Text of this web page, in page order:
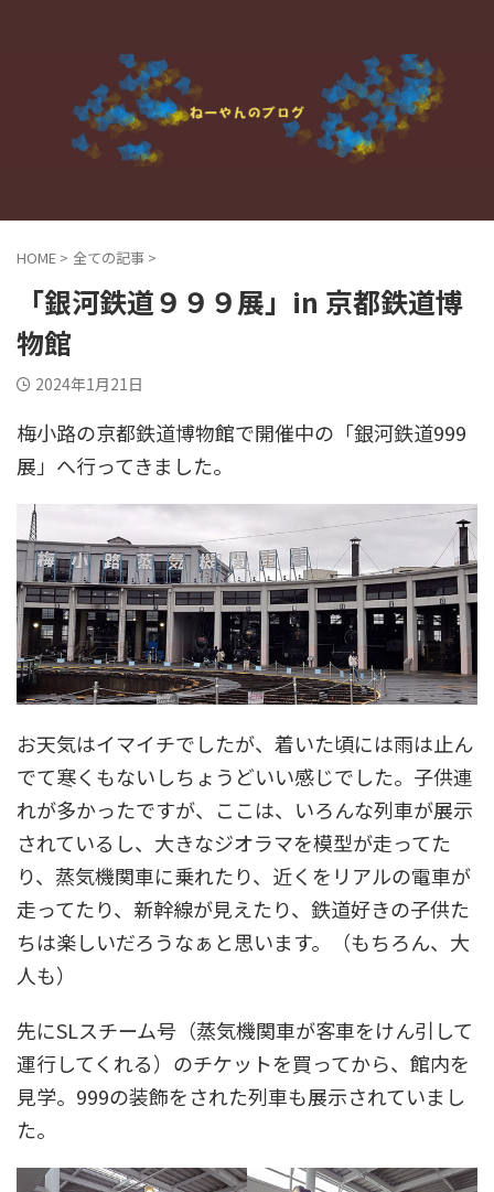
HOME > 全ての記事 >
「銀河鉄道９９９展」in 京都鉄道博
物館
2024年1月21日
梅小路の京都鉄道博物館で開催中の「銀河鉄道999
展」へ行ってきました。
お天気はイマイチでしたが、着いた頃には雨は止ん
でて寒くもないしちょうどいい感じでした。子供連
れが多かったですが、ここは、いろんな列車が展示
されているし、大きなジオラマを模型が走ってた
り、蒸気機関車に乗れたり、近くをリアルの電車が
走ってたり、新幹線が見えたり、鉄道好きの子供た
ちは楽しいだろうなぁと思います。（もちろん、大
人も）
先にSLスチーム号（蒸気機関車が客車をけん引して
運行してくれる）のチケットを買ってから、館内を
見学。999の装飾をされた列車も展示されていまし
た。